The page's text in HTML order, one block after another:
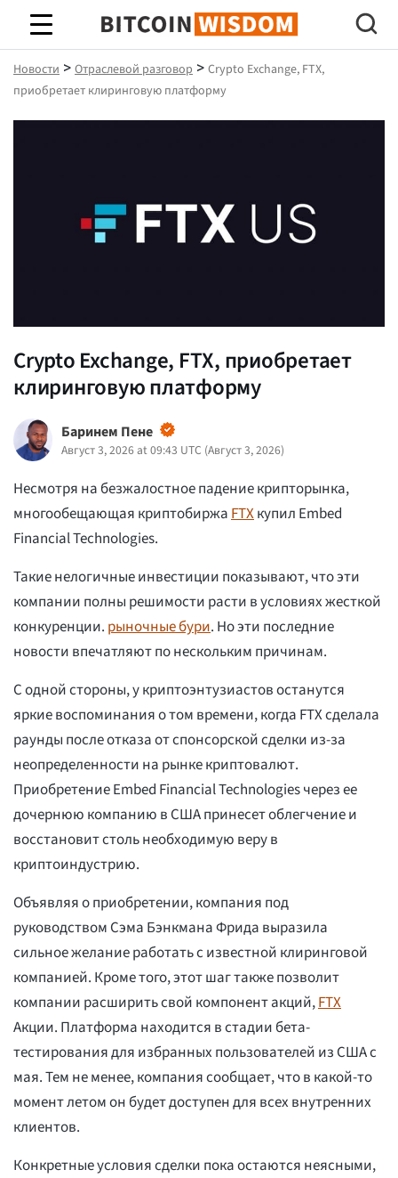
Биткойн Мудрость
Новости > Отраслевой разговор > Crypto Exchange, FTX,
приобретает клиринговую платформу
Crypto Exchange, FTX, приобретает
клиринговую платформу
Баринем Пене
Август 3, 2026 at 09:43 UTC (Август 3, 2026)
Несмотря на безжалостное падение крипторынка,
многообещающая криптобиржаFTXкупил Embed
Financial Technologies.
Такие нелогичные инвестиции показывают, что эти
компании полны решимости расти в условиях жесткой
конкуренции. рыночные бури. Но эти последние
новости впечатляют по нескольким причинам.
С одной стороны, у криптоэнтузиастов останутся
яркие воспоминания о том времени, когда FTX сделала
раунды после отказа от спонсорской сделки из-за
неопределенности на рынке криптовалют.
Приобретение Embed Financial Technologies через ее
дочернюю компанию в США принесет облегчение и
восстановит столь необходимую веру в
криптоиндустрию.
Объявляя о приобретении, компания под
руководством Сэма Бэнкмана Фрида выразила
сильное желание работать с известной клиринговой
компанией. Кроме того, этот шаг также позволит
компании расширить свой компонент акций,FTX
Акции. Платформа находится в стадии бета-
тестирования для избранных пользователей из США с
мая. Тем не менее, компания сообщает, что в какой-то
момент летом он будет доступен для всех внутренних
клиентов.
Конкретные условия сделки пока остаются неясными,